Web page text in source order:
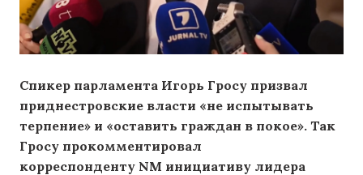
Спикер парламента Игорь Гросу призвал
приднестровские власти «не испытывать
терпение» и «оставить граждан в покое». Так
Гросу прокомментировал
корреспонденту NM инициативу лидера